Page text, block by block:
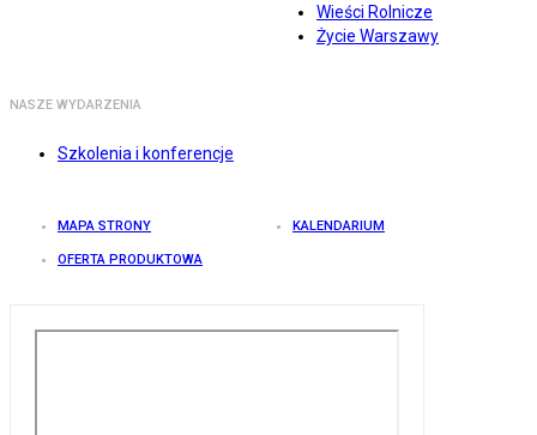
Wieści Rolnicze
Życie Warszawy
NASZE WYDARZENIA
Szkolenia i konferencje
MAPA STRONY KALENDARIUM
OFERTA PRODUKTOWA